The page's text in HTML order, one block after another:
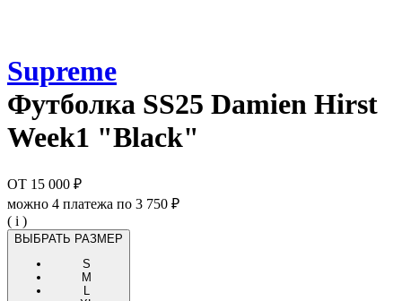
Supreme
Футболка SS25 Damien Hirst
Week1 "Black"
ОТ 15 000 ₽
можно 4 платежа по 3 750 ₽
( i )
ВЫБРАТЬ РАЗМЕР
S
M
L